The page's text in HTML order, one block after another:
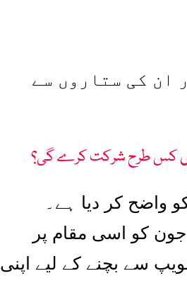
ان کی ستاروں سے
میں کس طرح شرکت کرے گی؟
واضح کر دیا ہے۔
جون کو اسی مقام پر
سے بچنے کے لیے اپنی